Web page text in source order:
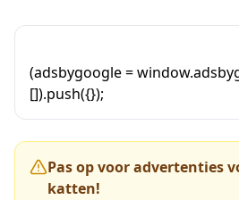
(adsbygoogle =
[]).push({});
Pas op voor advertenties
katten!